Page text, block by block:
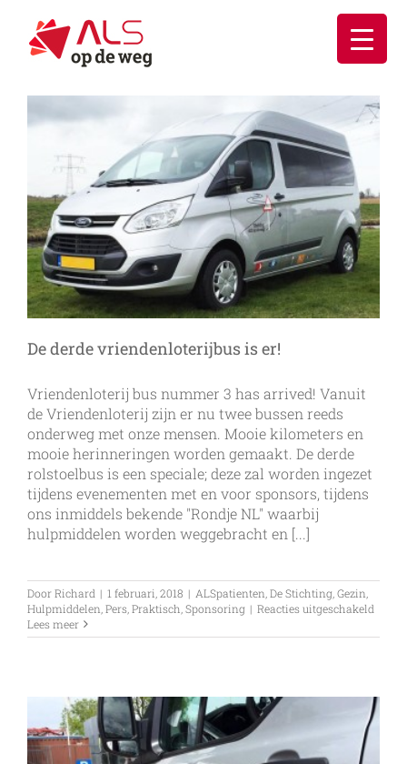
inhoud
De derde vriendenloterijbus is er!
Vriendenloterij bus nummer 3 has arrived! Vanuit
de Vriendenloterij zijn er nu twee bussen reeds
onderweg met onze mensen. Mooie kilometers en
mooie herinneringen worden gemaakt. De derde
rolstoelbus is een speciale; deze zal worden ingezet
tijdens evenementen met en voor sponsors, tijdens
ons inmiddels bekende "Rondje NL" waarbij
hulpmiddelen worden weggebracht en [...]
DoorRichard | 1 februari, 2018 | ALSpatienten De Stichting Gezin
Hulpmiddelen Pers Praktisch Sponsoring | Reacties uitgeschakeld
derde
Lees meer